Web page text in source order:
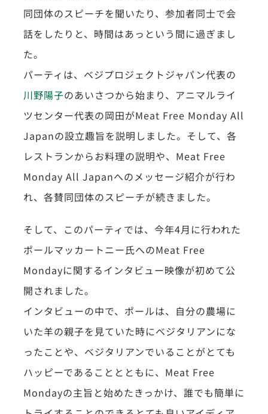
同団体のスピーチを聞いたり、参加者同士で会
話をしたりと、時間はあっという間に過ぎまし
た。
パーティは、ベジプロジェクトジャパン代表の
川野陽子のあいさつから始まり、アニマルライ
ツセンター代表の岡田がMeat Free Monday All
Japanの設立趣旨を説明しました。そして、各
レストランからお料理の説明や、Meat Free
Monday All Japanへのメッセージ紹介が行わ
れ、各賛同団体のスピーチが続きました。
そして、このパーティでは、今年4月に行われた
ポールマッカートニー氏へのMeat Free
Mondayに関するインタビュー映像が初めて公
開されました。
インタビューの中で、ポールは、自分の農場に
いた羊の親子を見ていた時にベジタリアンにな
ったことや、ベジタリアンでいることがとても
ハッピーであることとともに、Meat Free
Mondayの主旨と始めたきっかけ、誰でも簡単に